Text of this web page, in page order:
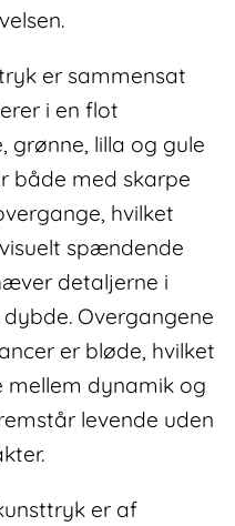
er sammensat
i en flot
grønne, lilla og gule
både med skarpe
hvilket
spændende
detaljerne i
Overgangene
er bløde, hvilket
mellem dynamik og
levende uden
er af